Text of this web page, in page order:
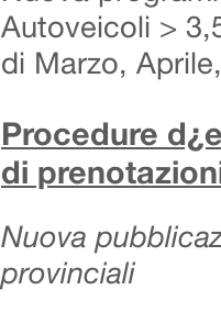
Autoveicoli >
di Marzo,
Procedure
di
Nuova
provinciali